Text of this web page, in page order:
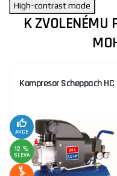
High-contrast mode
K ZVOLENÉMU
Kompresor Scheppach HC
AKCE
12 %
SLEVA